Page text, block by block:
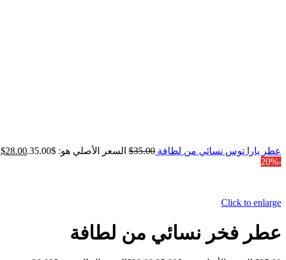
عطر يارا توس نسائي من لطافة $35.00 السعر الأصلي هو: $35.00. $28.00
-20%
Click to enlarge
عطر فخر نسائي من لطافة